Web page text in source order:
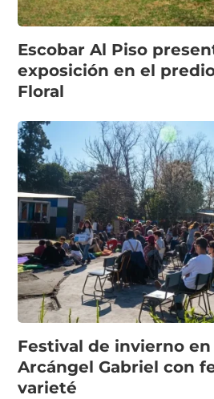
Escobar Al Piso
exposición en el
Floral
Festival de invierno en
Arcángel Gabriel con
varieté